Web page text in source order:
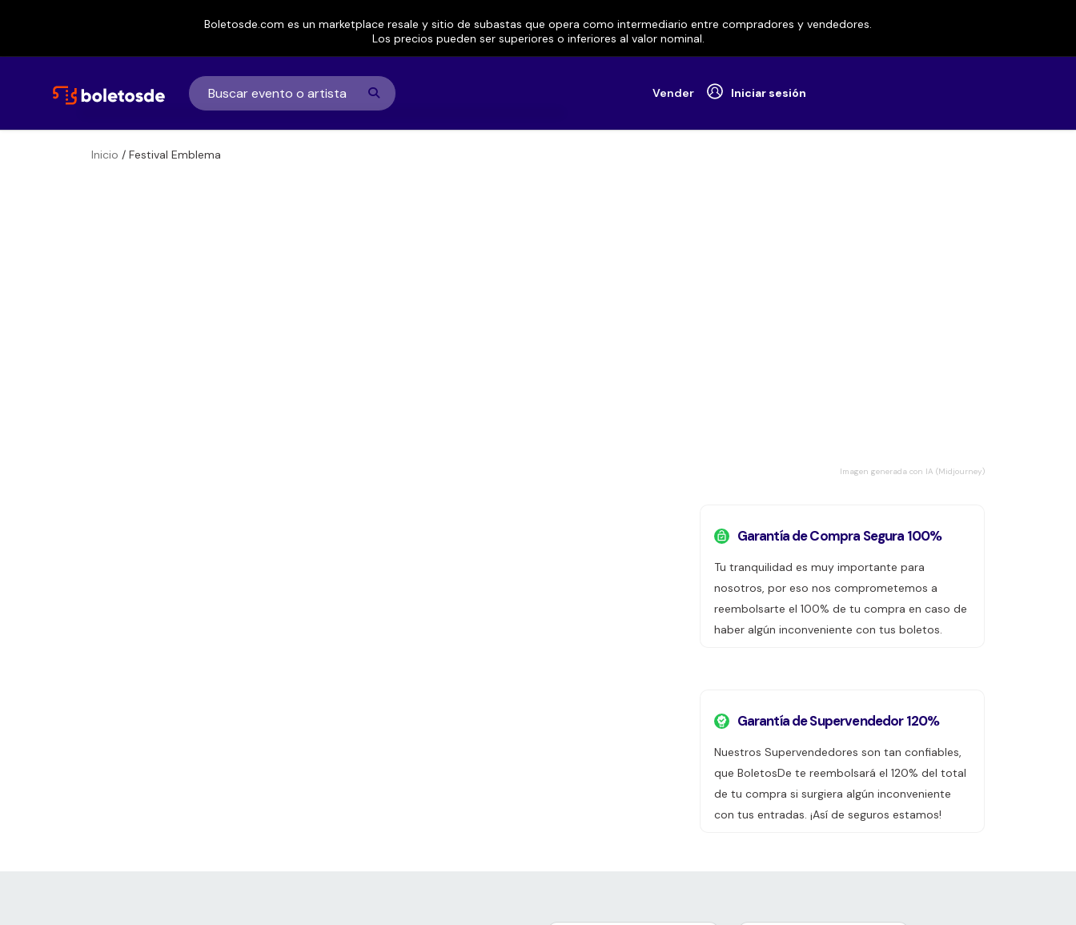
Boletosde.com es un marketplace resale y sitio de subastas que opera como intermediario entre compradores y vendedores.
Los precios pueden ser superiores o inferiores al valor nominal.
Vender Iniciar sesión
Inicio / Festival Emblema
Imagen generada con IA (Midjourney)
Garantía de Compra Segura 100%
Tu tranquilidad es muy importante para
nosotros, por eso nos comprometemos a
reembolsarte el 100% de tu compra en caso de
haber algún inconveniente con tus boletos.
Garantía de Supervendedor 120%
Nuestros Supervendedores son tan confiables,
que BoletosDe te reembolsará el 120% del total
de tu compra si surgiera algún inconveniente
con tus entradas. ¡Así de seguros estamos!